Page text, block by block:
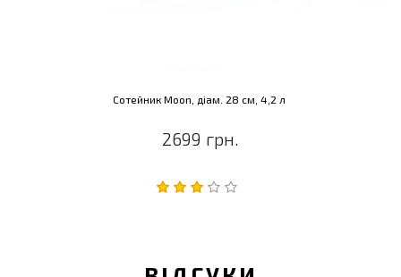
Сотейник Moon, діам. 28 см, 4,2 л
2699 грн.